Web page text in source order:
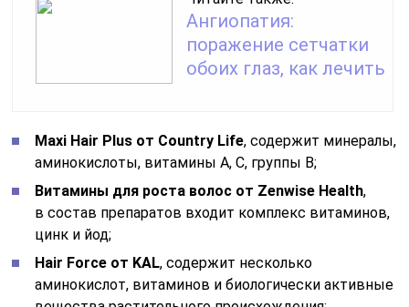
аминокислот, витаминов и биологически активные
вещества растительного происхождения;
Биотин Форте от Enzymatic Therapy , в состав
препарата входят все витамины группы В
Кроме того, витамин Н является одним
из компонентов более распространенных в нашей
стране препаратов Витрум Бьюти, Перфектил, Мерц.
Шампуни и другие средства для волос
с биотином
Чтобы не опасаться побочного действия, например,